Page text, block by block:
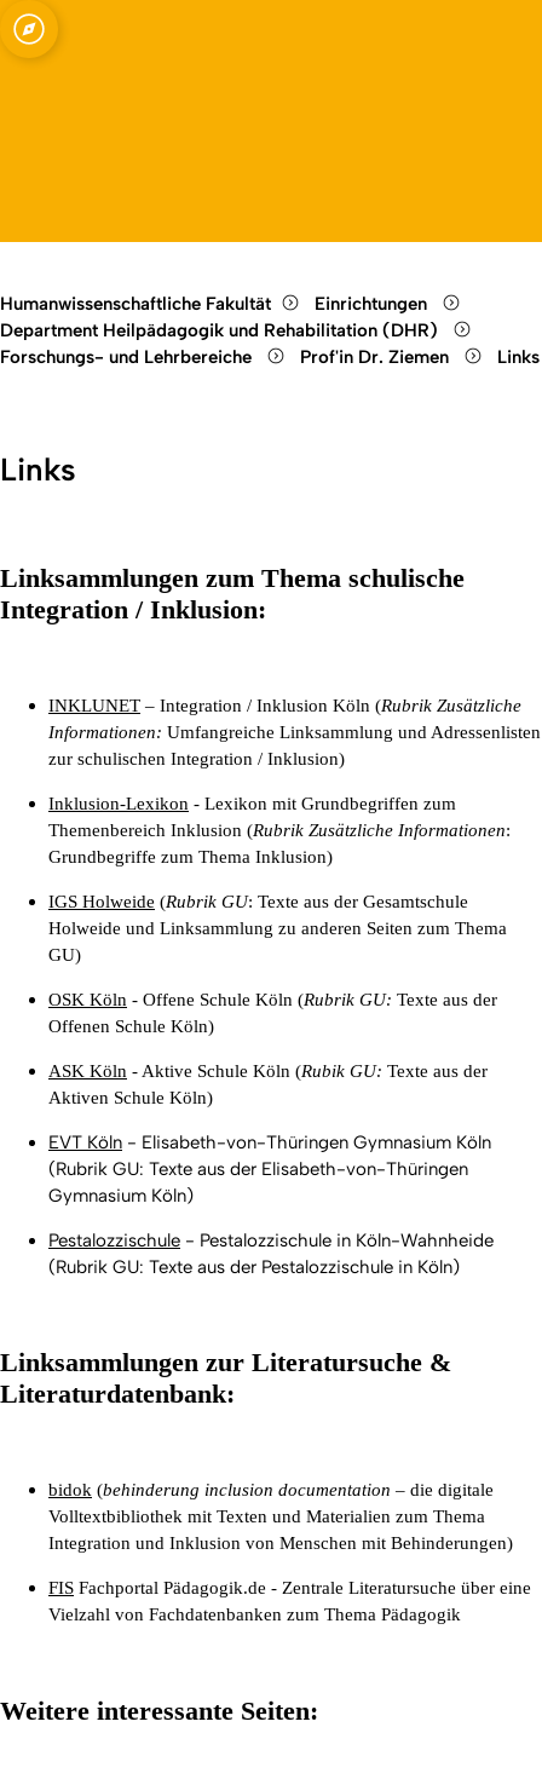
geistiger Behinderung
Open quicklink menu
Humanwissenschaftliche Fakultät
Einrichtungen
Department Heilpädagogik und Rehabilitation (DHR)
Forschungs- und Lehrbereiche
Prof'in Dr. Ziemen Links
Links
Linksammlungen zum Thema schulische
Integration / Inklusion:
INKLUNET – Integration / Inklusion Köln (Rubrik Zusätzliche
Informationen: Umfangreiche Linksammlung und Adressenlisten
zur schulischen Integration / Inklusion)
Inklusion-Lexikon - Lexikon mit Grundbegriffen zum
Themenbereich Inklusion (Rubrik Zusätzliche Informationen:
Grundbegriffe zum Thema Inklusion)
IGS Holweide (Rubrik GU: Texte aus der Gesamtschule
Holweide und Linksammlung zu anderen Seiten zum Thema
GU)
OSK Köln - Offene Schule Köln (Rubrik GU: Texte aus der
Offenen Schule Köln)
ASK Köln - Aktive Schule Köln (Rubik GU: Texte aus der
Aktiven Schule Köln)
EVT Köln - Elisabeth-von-Thüringen Gymnasium Köln
(Rubrik GU: Texte aus der Elisabeth-von-Thüringen
Gymnasium Köln)
Pestalozzischule - Pestalozzischule in Köln-Wahnheide
(Rubrik GU: Texte aus der Pestalozzischule in Köln)
Linksammlungen zur Literatursuche &
Literaturdatenbank:
bidok (behinderung inclusion documentation – die digitale
Volltextbibliothek mit Texten und Materialien zum Thema
Integration und Inklusion von Menschen mit Behinderungen)
FIS Fachportal Pädagogik.de - Zentrale Literatursuche über eine
Vielzahl von Fachdatenbanken zum Thema Pädagogik
Weitere interessante Seiten: